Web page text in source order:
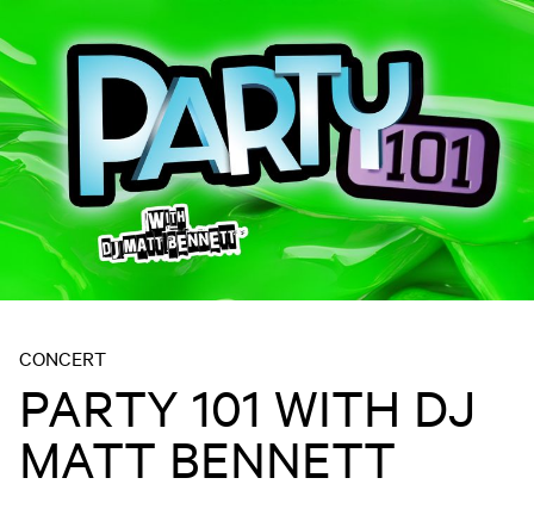
CONCERT
PARTY 101 WITH DJ
MATT BENNETT